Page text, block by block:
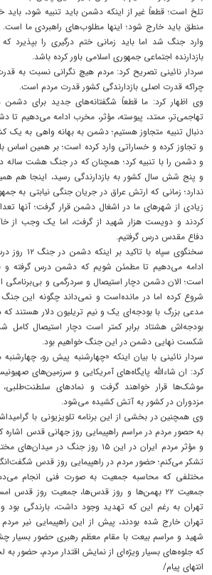
تلخ است؛ قطعاً غیر از اینکه دشمن باید تنبیه شود،
منطق باید خارج شود؛ اینها مطلوب‌های راهبردی ما
وارد جنگ شد اما باید زمانی ختم درگیری را بپذیرد
بازدارنده اجتماعی جمهوری اسلامی باور کرده باشد.
سردار نائینی تصریح کرد: مردم هیچ نگرانی نسبت به
چراکه قدرت اصلی بازدارندگی کشور قدرت مردم است.
وی اظهار کرد: ما قطعاً شگفتانه‌های جدید برای دشمن
تهاجمی‌تر، ممتد، پیوسته، مؤثر، مخرب ادامه می‌دهیم
دنبال تنبیه متجاوز هستیم؛ دشمن به بهانه واهی به یک
و تجاوز کرده و خساراتی وارد کرده است؛ بر همین
و دشمن را با تنبیه کرد؛ همچنان که در جنگ هشت ساله
و پنج شش سال کشور به بازدارندگی رسید، اینجا هم
ندارد؛ زمانی که ارتش عراق در جریان جنگی نیابتی به
زیادی از شهرهای ما در اشغال دشمن قرار گرفت؛ آنها
کردند و دویست هزار شهید از گرفت، اما یک وجب از
دفاع مقدس درس گرفتیم.
سخنگوی سپاه
ادامه می‌دهیم تا مطمئن شویم که دشمن درس گرفته و
است؛ الان دشمن دچار استیصال و سردرگمی و
شروع کرده اما در مانده‌است و نمی‌داند چگونه این
مدعی بزرگ با بودجه‌ای یک و نیم تریلیون دلار هستند
بودجه‌اش هشتاد برابر کمتر است دچار استیصال کامل
شکست نهایی دشمن در این جنگ خواهیم بود.
سردار نائینی با بیان اینکه «چهارشنبه پیش رو،
کرد: ان شاءالله پایگاه‌های آمریکایی و سرزمین‌های
موشک‌ها قرار خواهند گرفت و نمادهای
مزدوران در کشور به آتش کشیده می‌شود.
وی همچنین در بخشی از این برنامه تلویزیونی با
به حصور مردم در مراسم راهپیمایی روز جهانی قدس
و مؤثر مردم ایران در این ۱۵ روز جنگ
تشکر می‌کنم؛ حضور مردم در راهپیمایی روز قدس
مختلفی که محاسبه جمعیت به صورت فنی انجام
جمعیت ۲۲ بهمن‌ها و روز قدس‌ها، جمعیت روز قدس
تهران به رغم این که تهدید وجود داشت، بارندگی
تهران خارج شده بودند، پیش از این راهپیمایی نیر
شهید و مراسم بیعت با مقام معظم رهبری حضور بسیار
که جلوه‌های بسیار ویژه‌ای از نمایش اقتدار مردم، حضور
انتهای پیام/